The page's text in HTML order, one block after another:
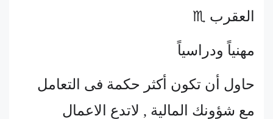
العقرب ♏
مهنياً ودراسياً
حاول أن تكون أكثر حكمة فى التعامل
مع شؤونك المالية , لاتدع الاعمال